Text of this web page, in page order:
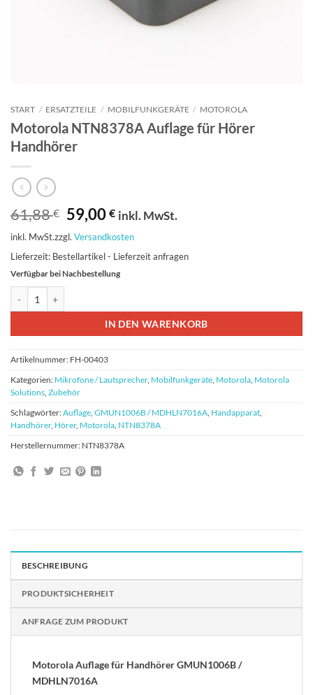
START / ERSATZTEILE / MOBILFUNKGERÄTE / MOTOROLA
Motorola NTN8378A Auflage für Hörer
Handhörer
61,88€ Ursprünglicher
Preis
war:
61,88 €
59,00€Aktueller
ist:
59,00 €.
inkl. MwSt.
inkl. MwSt.zzgl. Versandkosten
Lieferzeit: Bestellartikel - Lieferzeit anfragen
Verfügbar bei Nachbestellung
IN DEN WARENKORB
Artikelnummer: FH-00403
Kategorien: Mikrofone / Lautsprecher, Mobilfunkgeräte Motorola Motorola
Solutions Zubehör
Schlagwörter:Auflage GMUN1006B / MDHLN7016A Handapparat
Handhörer, Hörer, Motorola NTN8378A
Herstellernummer: NTN8378A
BESCHREIBUNG
PRODUKTSICHERHEIT
ANFRAGE ZUM PRODUKT
Motorola Auflage für Handhörer GMUN1006B /
MDHLN7016A